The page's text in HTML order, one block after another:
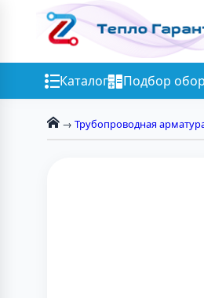
Каталог Подбор
→ Трубопроводная